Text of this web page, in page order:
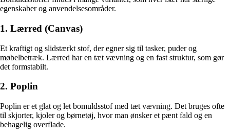
egenskaber og anvendelsesområder.
1. Lærred (Canvas)
Et kraftigt og slidstærkt stof, der egner sig til tasker, puder og
møbelbetræk. Lærred har en tæt vævning og en fast struktur, som gør
det formstabilt.
2. Poplin
Poplin er et glat og let bomuldsstof med tæt vævning. Det bruges ofte
til skjorter, kjoler og børnetøj, hvor man ønsker et pænt fald og en
behagelig overflade.